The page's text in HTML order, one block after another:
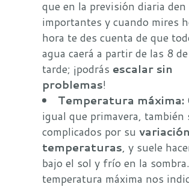
que en la previsión diaria
importantes y cuando mires
hora te des cuenta de que
agua caerá a partir de las 8
tarde; ¡podrás escalar sin
problemas!
Temperatura máxima:
igual que primavera, también
complicados por su
temperaturas, y suele
bajo el sol y frío en la
temperatura máxima nos